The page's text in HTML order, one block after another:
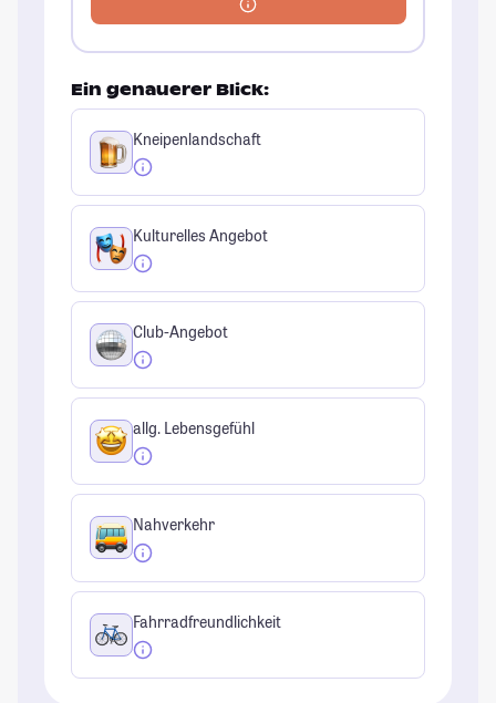
Ein genauerer Blick:
Kneipenlandschaft
Kulturelles Angebot
Club-Angebot
allg. Lebensgefühl
Nahverkehr
Fahrradfreundlichkeit